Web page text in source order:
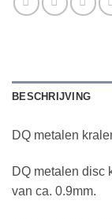
BESCHRIJVING
DQ metalen
DQ metalen disc
van ca. 0.9mm.